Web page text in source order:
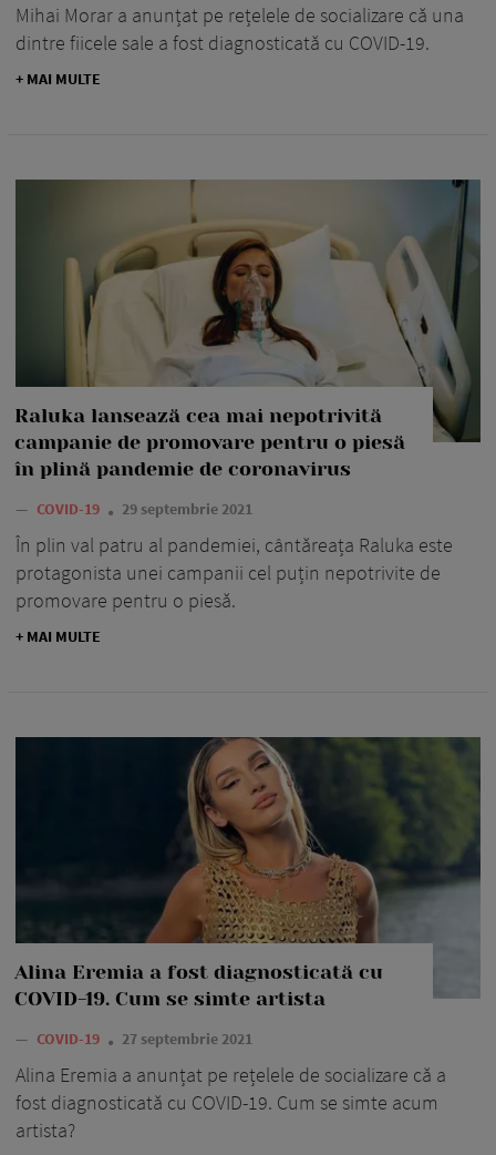
Mihai Morar a anunțat pe rețelele de socializare că una
dintre fiicele sale a fost diagnosticată cu COVID-19.
+ MAI MULTE
Raluka lansează cea mai nepotrivită
campanie de promovare pentru o piesă
în plină pandemie de coronavirus
— COVID-19 29 septembrie 2021
În plin val patru al pandemiei, cântăreața Raluka este
protagonista unei campanii cel puțin nepotrivite de
promovare pentru o piesă.
+ MAI MULTE
Alina Eremia a fost diagnosticată cu
COVID-19. Cum se simte artista
— COVID-19 27 septembrie 2021
Alina Eremia a anunțat pe rețelele de socializare că a
fost diagnosticată cu COVID-19. Cum se simte acum
artista?